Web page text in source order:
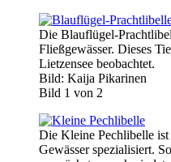
Die Blauflügel-
Fließgewässer. Dieses
Lietzensee beobachtet.
Bild: Kaija Pikarinen
Bild 1 von 2
Die Kleine Pechlibelle ist
Gewässer spezialisiert.